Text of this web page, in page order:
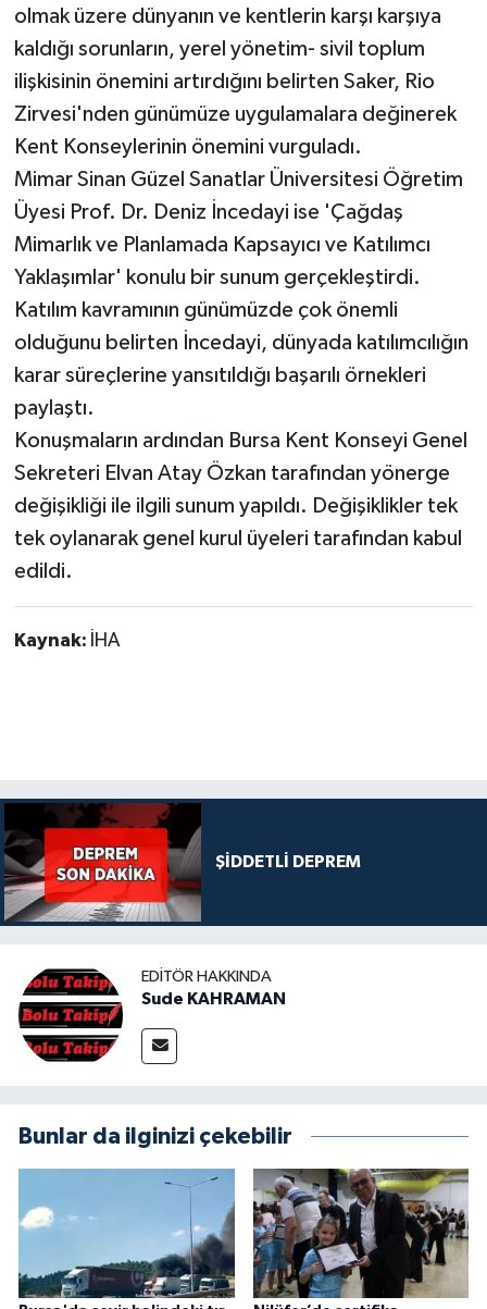
olmak üzere dünyanın ve kentlerin karşı karşıya
kaldığı sorunların, yerel yönetim- sivil toplum
ilişkisinin önemini artırdığını belirten Saker, Rio
Zirvesi'nden günümüze uygulamalara değinerek
Kent Konseylerinin önemini vurguladı.
Mimar Sinan Güzel Sanatlar Üniversitesi Öğretim
Üyesi Prof. Dr. Deniz İncedayi ise 'Çağdaş
Mimarlık ve Planlamada Kapsayıcı ve Katılımcı
Yaklaşımlar' konulu bir sunum gerçekleştirdi.
Katılım kavramının günümüzde çok önemli
olduğunu belirten İncedayi, dünyada katılımcılığın
karar süreçlerine yansıtıldığı başarılı örnekleri
paylaştı.
Konuşmaların ardından Bursa Kent Konseyi Genel
Sekreteri Elvan Atay Özkan tarafından yönerge
değişikliği ile ilgili sunum yapıldı. Değişiklikler tek
tek oylanarak genel kurul üyeleri tarafından kabul
edildi.
Kaynak: İHA
ŞİDDETLİ DEPREM
EDITÖR HAKKINDA
Sude KAHRAMAN
Bunlar da ilginizi çekebilir